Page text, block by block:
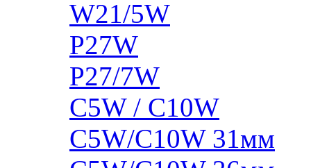
W21/5W
P27W
P27/7W
C5W / C10W
C5W/C10W 31мм